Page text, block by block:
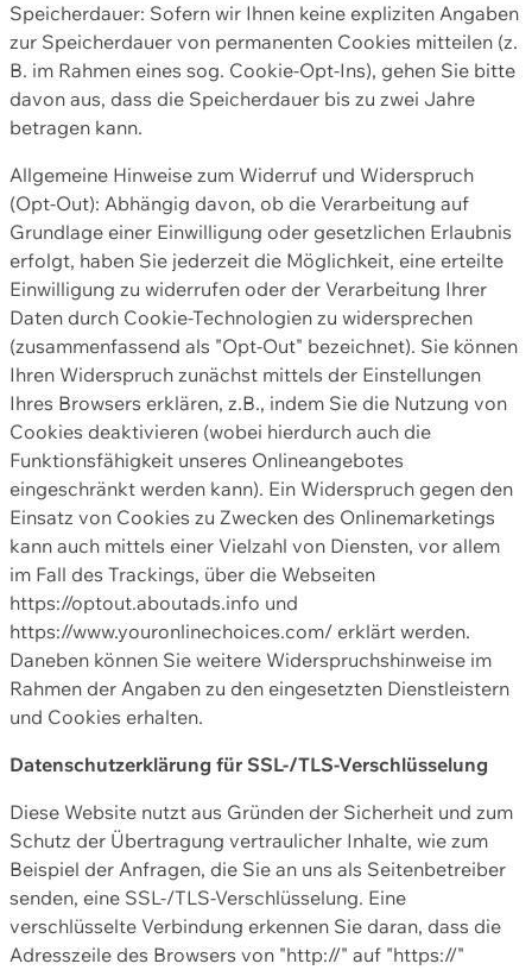
Speicherdauer: Sofern wir Ihnen keine expliziten Angaben
zur Speicherdauer von permanenten Cookies mitteilen (z.
B. im Rahmen eines sog. Cookie-Opt-Ins), gehen Sie bitte
davon aus, dass die Speicherdauer bis zu zwei Jahre
betragen kann.
Allgemeine Hinweise zum Widerruf und Widerspruch
(Opt-Out): Abhängig davon, ob die Verarbeitung auf
Grundlage einer Einwilligung oder gesetzlichen Erlaubnis
erfolgt, haben Sie jederzeit die Möglichkeit, eine erteilte
Einwilligung zu widerrufen oder der Verarbeitung Ihrer
Daten durch Cookie-Technologien zu widersprechen
(zusammenfassend als "Opt-Out" bezeichnet). Sie können
Ihren Widerspruch zunächst mittels der Einstellungen
Ihres Browsers erklären, z.B., indem Sie die Nutzung von
Cookies deaktivieren (wobei hierdurch auch die
Funktionsfähigkeit unseres Onlineangebotes
eingeschränkt werden kann). Ein Widerspruch gegen den
Einsatz von Cookies zu Zwecken des Onlinemarketings
kann auch mittels einer Vielzahl von Diensten, vor allem
im Fall des Trackings, über die Webseiten
https://optout.aboutads.info und
https://www.youronlinechoices.com/ erklärt werden.
Daneben können Sie weitere Widerspruchshinweise im
Rahmen der Angaben zu den eingesetzten Dienstleistern
und Cookies erhalten.
Datenschutzerklärung für SSL-/TLS-Verschlüsselung
Diese Website nutzt aus Gründen der Sicherheit und zum
Schutz der Übertragung vertraulicher Inhalte, wie zum
Beispiel der Anfragen, die Sie an uns als Seitenbetreiber
senden, eine SSL-/TLS-Verschlüsselung. Eine
verschlüsselte Verbindung erkennen Sie daran, dass die
Adresszeile des Browsers von "http://" auf "https://"